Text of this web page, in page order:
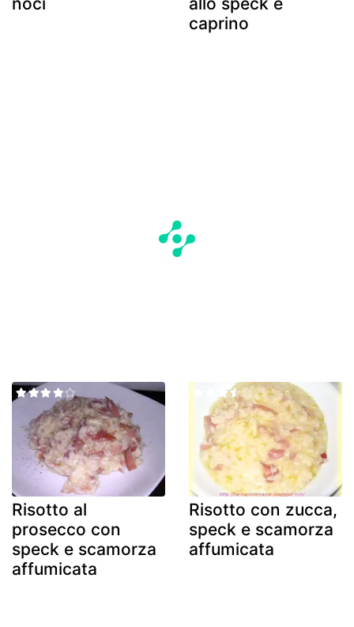
caprino
Risotto al
prosecco con
speck e scamorza
affumicata
Risotto con zucca,
speck e scamorza
affumicata